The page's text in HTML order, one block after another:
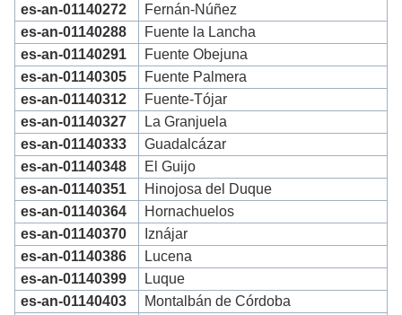
es-an-01140272
Fernán-Núñez
es-an-01140288
Fuente la Lancha
es-an-01140291
Fuente Obejuna
es-an-01140305
Fuente Palmera
es-an-01140312
Fuente-Tójar
es-an-01140327
La Granjuela
es-an-01140333
Guadalcázar
es-an-01140348
El Guijo
es-an-01140351
Hinojosa del Duque
es-an-01140364
Hornachuelos
es-an-01140370
Iznájar
es-an-01140386
Lucena
es-an-01140399
Luque
es-an-01140403
Montalbán de Córdoba